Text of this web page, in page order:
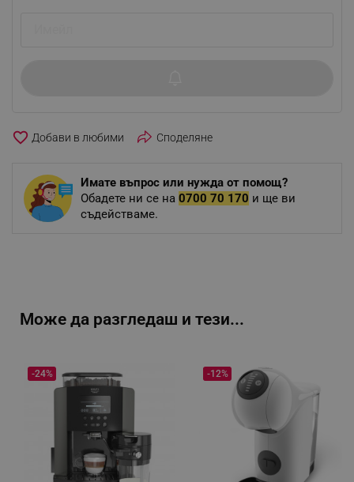
favorite_border Споделяне
Имате въпрос или нужда от помощ?
Обадете ни се на 0700 70 170 и ще ви
съдействаме.
Може да разгледаш и тези...
-24% -12%